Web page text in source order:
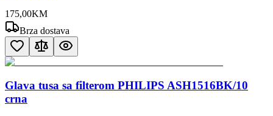
175,00KM
Brza dostava
Glava tusa sa filterom PHILIPS ASH1516BK/10
crna